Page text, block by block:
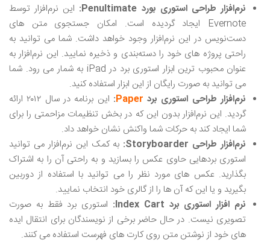
نرم‌‌افزار طراحی استوری بورد Penultimate:
این نرم‌افزار توسط
Evernote ایجاد گردیده است. امکان جستجوی متن‌ های
دست‌نویس در این نرم‌افزار وجود خواهد داشت. شما می ‌توانید به
راحتی پروژه‌ های خود را دسته‌بندی و ذخیره نمایید. این نرم‌افزار به
عنوان محبوب ‌ترین ابزار استوری برد در iPad به شمار می ‌رود. شما
می ‌توانید به صورت رایگان از این ابزار استفاده کنید.
نرم‌افزار طراحی استوری برد Paper
:
این برنامه در سال ۲۰۱۲ ارائه
گردید. این نرم‌افزار بدون این که در بخش تنظیمات مزاحمتی را برای
شما ایجاد کند به حرکات شما واکنش نشان خواهد داد.
نرم‌افزار طراحی Storyboarder
: به کمک این نرم‌افزار می ‌توانید
استوری بردهایی حاوی عکس را بسازید و به راحتی آن را به اشتراک
بگذارید‌. عکس‌ های مورد نظر را می‌ توانید با استفاده از دوربین
بگیرید و یا این که آن ها را از گالری خود انتخاب نمایید.
نرم افزار استوری برد lndex Cart
: استوری برد فقط به صورت
تصویری نیست. در حال حاضر برخی از نویسندگان برای انتقال ایده‌
های خود از نوشتن متن روی کارت ‌های فهرست استفاده می کنند.